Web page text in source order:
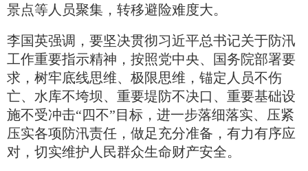
景点等人员聚集，转移避险难度大。
李国英强调，要坚决贯彻习近平总书记关于防汛
工作重要指示精神，按照党中央、国务院部署要
求，树牢底线思维、极限思维，锚定人员不伤
亡、水库不垮坝、重要堤防不决口、重要基础设
施不受冲击“四不”目标，进一步落细落实、压紧
压实各项防汛责任，做足充分准备，有力有序应
对，切实维护人民群众生命财产安全。